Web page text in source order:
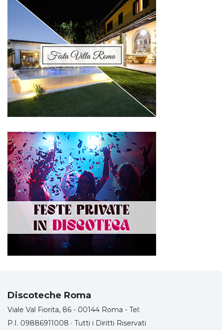
Discoteche Roma
Viale Val Fiorita, 86 - 00144 Roma - Tel:
P.I. 09886911008 · Tutti i Diritti Riservati